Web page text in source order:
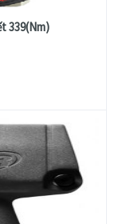
339(Nm)